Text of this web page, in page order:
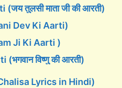
तुलसी माता जी की आरती)
Dev Ki Aarti)
Ji Ki Aarti )
विष्णु की आरती)
Chalisa Lyrics in Hindi)